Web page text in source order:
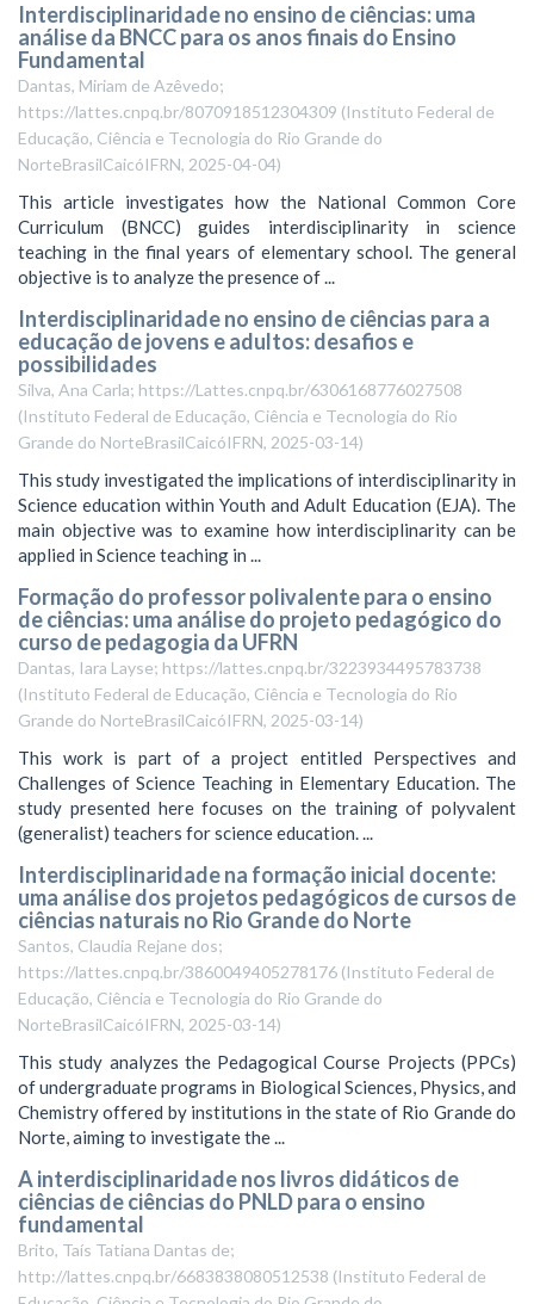
Interdisciplinaridade no ensino de ciências: uma
análise da BNCC para os anos finais do Ensino
Fundamental
Dantas, Miriam de Azêvedo;
https://lattes.cnpq.br/8070918512304309 (Instituto Federal de
Educação, Ciência e Tecnologia do Rio Grande do
NorteBrasilCaicóIFRN, 2025-04-04)
This article investigates how the National Common Core
Curriculum (BNCC) guides interdisciplinarity in science
teaching in the final years of elementary school. The general
objective is to analyze the presence of ...
Interdisciplinaridade no ensino de ciências para a
educação de jovens e adultos: desafios e
possibilidades
Silva, Ana Carla; https://Lattes.cnpq.br/6306168776027508
(Instituto Federal de Educação, Ciência e Tecnologia do Rio
Grande do NorteBrasilCaicóIFRN, 2025-03-14)
This study investigated the implications of interdisciplinarity in
Science education within Youth and Adult Education (EJA). The
main objective was to examine how interdisciplinarity can be
applied in Science teaching in ...
Formação do professor polivalente para o ensino
de ciências: uma análise do projeto pedagógico do
curso de pedagogia da UFRN
Dantas, Iara Layse; https://lattes.cnpq.br/3223934495783738
(Instituto Federal de Educação, Ciência e Tecnologia do Rio
Grande do NorteBrasilCaicóIFRN, 2025-03-14)
This work is part of a project entitled Perspectives and
Challenges of Science Teaching in Elementary Education. The
study presented here focuses on the training of polyvalent
(generalist) teachers for science education. ...
Interdisciplinaridade na formação inicial docente:
uma análise dos projetos pedagógicos de cursos de
ciências naturais no Rio Grande do Norte
Santos, Claudia Rejane dos;
https://lattes.cnpq.br/3860049405278176 (Instituto Federal de
Educação, Ciência e Tecnologia do Rio Grande do
NorteBrasilCaicóIFRN, 2025-03-14)
This study analyzes the Pedagogical Course Projects (PPCs)
of undergraduate programs in Biological Sciences, Physics, and
Chemistry offered by institutions in the state of Rio Grande do
Norte, aiming to investigate the ...
A interdisciplinaridade nos livros didáticos de
ciências de ciências do PNLD para o ensino
fundamental
Brito, Taís Tatiana Dantas de;
http://lattes.cnpq.br/6683838080512538 (Instituto Federal de